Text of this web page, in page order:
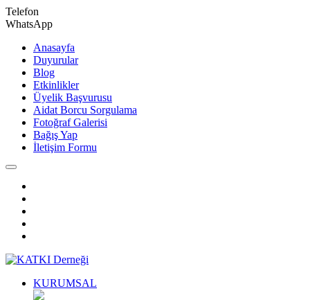
Telefon
WhatsApp
Anasayfa
Duyurular
Blog
Etkinlikler
Üyelik Başvurusu
Aidat Borcu Sorgulama
Fotoğraf Galerisi
Bağış Yap
İletişim Formu
KURUMSAL